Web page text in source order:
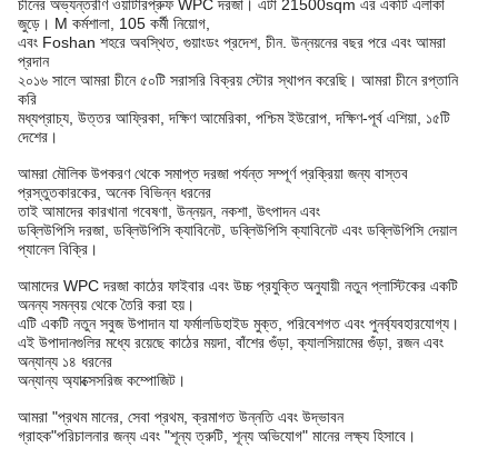
চীনের অভ্যন্তরীণ ওয়াটারপ্রুফ WPC দরজা। এটা 21500sqm এর একটি এলাকা
জুড়ে। M কর্মশালা, 105 কর্মী নিয়োগ,
এবং Foshan শহরে অবস্থিত, গুয়াংডং প্রদেশ, চীন. উন্নয়নের বছর পরে এবং আমরা
প্রদান
২০১৬ সালে আমরা চীনে ৫০টি সরাসরি বিক্রয় স্টোর স্থাপন করেছি। আমরা চীনে রপ্তানি
করি
মধ্যপ্রাচ্য, উত্তর আফ্রিকা, দক্ষিণ আমেরিকা, পশ্চিম ইউরোপ, দক্ষিণ-পূর্ব এশিয়া, ১৫টি
দেশের।
আমরা মৌলিক উপকরণ থেকে সমাপ্ত দরজা পর্যন্ত সম্পূর্ণ প্রক্রিয়া জন্য বাস্তব
প্রস্তুতকারকের, অনেক বিভিন্ন ধরনের
তাই আমাদের কারখানা গবেষণা, উন্নয়ন, নকশা, উৎপাদন এবং
ডব্লিউপিসি দরজা, ডব্লিউপিসি ক্যাবিনেট, ডব্লিউপিসি ক্যাবিনেট এবং ডব্লিউপিসি দেয়াল
প্যানেল বিক্রি।
আমাদের WPC দরজা কাঠের ফাইবার এবং উচ্চ প্রযুক্তি অনুযায়ী নতুন প্লাস্টিকের একটি
অনন্য সমন্বয় থেকে তৈরি করা হয়।
এটি একটি নতুন সবুজ উপাদান যা ফর্মালডিহাইড মুক্ত, পরিবেশগত এবং পুনর্ব্যবহারযোগ্য।
এই উপাদানগুলির মধ্যে রয়েছে কাঠের ময়দা, বাঁশের গুঁড়া, ক্যালসিয়ামের গুঁড়া, রজন এবং
অন্যান্য ১৪ ধরনের
অন্যান্য অ্যাক্সেসরিজ কম্পোজিট।
আমরা "প্রথম মানের, সেবা প্রথম, ক্রমাগত উন্নতি এবং উদ্ভাবন
গ্রাহক"পরিচালনার জন্য এবং "শূন্য ত্রুটি, শূন্য অভিযোগ" মানের লক্ষ্য হিসাবে।